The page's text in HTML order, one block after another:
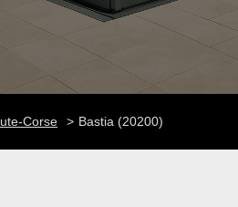
Corse Bastia (20200)